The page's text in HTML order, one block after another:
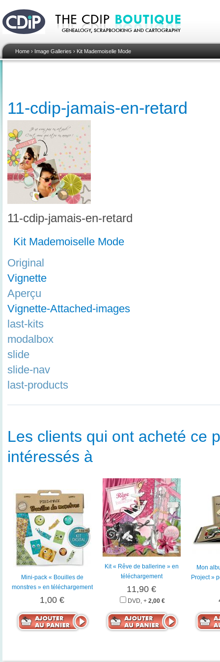
Home › Image Galleries › Kit Mademoiselle Mode
11-cdip-jamais-en-retard
11-cdip-jamais-en-retard
Kit Mademoiselle Mode
Original
Vignette
Aperçu
Vignette-Attached-images
last-kits
modalbox
slide
slide-nav
last-products
Les clients qui ont acheté ce
intéressés à
Mini-pack « Bouilles de
monstres » en téléchargement
1,00 €
Kit « Rêve de ballerine » en
téléchargement
11,90 €
DVD, + 2,00 €
Mon
Project »